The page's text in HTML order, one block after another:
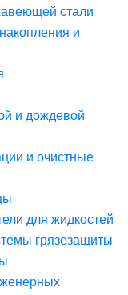
стали
и
и дождевой
и очистные
для жидкостей
грязезащиты